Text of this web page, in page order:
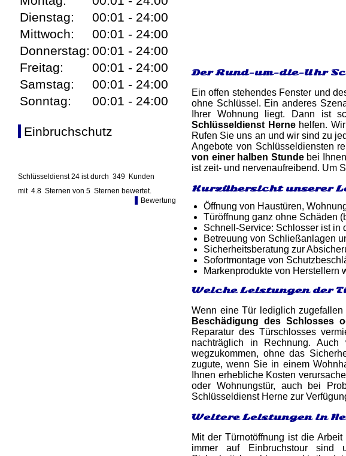
Dienstag:
00:01 - 24:00
Mittwoch:
00:01 - 24:00
Donnerstag: 00:01 - 24:00
Freitag:
00:01 - 24:00
Samstag:
00:01 - 24:00
Sonntag:
00:01 - 24:00
Einbruchschutz
Schlüsseldienst 24 ist durch 349 Kunden
mit 4.8 Sternen von 5 Sternen bewertet.
Bewertung
Der Rund-um-die-Uhr
Ein offen stehendes Fenster und
ohne Schlüssel. Ein anderes
Ihrer Wohnung liegt. Dann ist
Schlüsseldienst Hernehelfen. Wir
Rufen Sie uns an und wir sind zu
Angebote von Schlüsseldiensten
von einer halben Stundebei Ihnen
ist zeit- und nervenaufreibend. Um
Kurzübersicht unserer
Öffnung von Haustüren,
Türöffnung ganz ohne Schäden
Schnell-Service: Schlosser ist in
Betreuung von Schließanlagen
Sicherheitsberatung zur
Sofortmontage von
Markenprodukte von Herstellern
Welche Leistungen der
Wenn eine Tür lediglich
Beschädigung des Schlosses
Reparatur des Türschlosses
nachträglich in Rechnung.
wegzukommen, ohne das
zugute, wenn Sie in einem
Ihnen erhebliche Kosten
oder Wohnungstür, auch bei
Schlüsseldienst Herne zur
Weitere Leistungen in
Mit der Türnotöffnung ist die Arbeit
immer auf Einbruchstour